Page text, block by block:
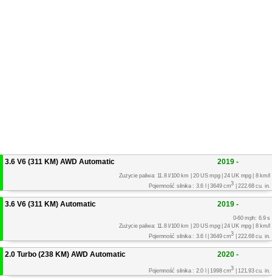
3.6 V6 (311 KM) AWD Automatic 2019 -
Zużycie paliwa: 11.8 l/100 km | 20 US mpg | 24 UK mpg | 8 km/l
Pojemność silnika : 3.6 l | 3649 cm3 | 222.68 cu. in.
3.6 V6 (311 KM) Automatic 2019 -
0-60 mph: 6.9 s
Zużycie paliwa: 11.8 l/100 km | 20 US mpg | 24 UK mpg | 8 km/l
Pojemność silnika : 3.6 l | 3649 cm3 | 222.68 cu. in.
2.0 Turbo (238 KM) AWD Automatic 2020 -
Pojemność silnika : 2.0 l | 1998 cm3 | 121.93 cu. in.